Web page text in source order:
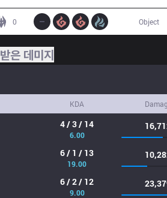
0 Object
받은 데미지
KDA
4 / 3 / 14
6.00
6 / 1 / 13
19.00
6 / 2 / 12
9.00